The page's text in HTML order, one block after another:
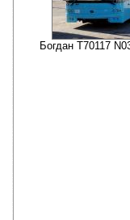
Богдан Т70117